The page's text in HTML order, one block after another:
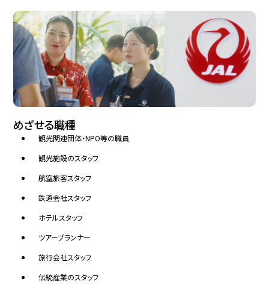
めざせる職種
観光関連団体・NPO等の職員
観光施設のスタッフ
航空旅客スタッフ
鉄道会社スタッフ
ホテルスタッフ
ツアープランナー
旅行会社スタッフ
伝統産業のスタッフ